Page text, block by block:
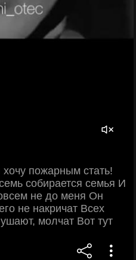
пожарным стать!
собирается семья И
не до меня Он
не накричат Всех
молчат Вот тут